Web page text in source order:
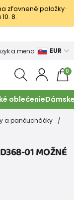
zľavnené položky ·
8.
a mena EUR
0
oblečenie
a pančucháčky
01 MOŽNÉ